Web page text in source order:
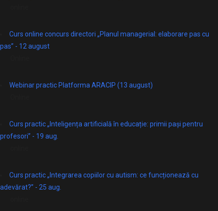
Curs online concurs directori „Planul managerial: elaborare pas cu
pas” - 12 august
Webinar practic Platforma ARACIP (13 august)
Curs practic „Inteligența artificială în educație: primii pași pentru
profesori” - 19 aug.
Curs practic „Integrarea copiilor cu autism: ce funcționează cu
adevărat?” - 25 aug.